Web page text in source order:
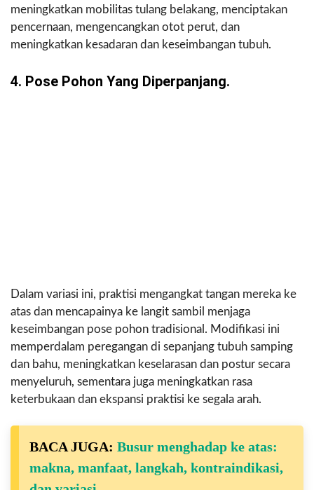
meningkatkan mobilitas tulang belakang, menciptakan
pencernaan, mengencangkan otot perut, dan
meningkatkan kesadaran dan keseimbangan tubuh.
4. Pose Pohon Yang Diperpanjang.
Dalam variasi ini, praktisi mengangkat tangan mereka ke
atas dan mencapainya ke langit sambil menjaga
keseimbangan pose pohon tradisional. Modifikasi ini
memperdalam peregangan di sepanjang tubuh samping
dan bahu, meningkatkan keselarasan dan postur secara
menyeluruh, sementara juga meningkatkan rasa
keterbukaan dan ekspansi praktisi ke segala arah.
BACA JUGA: Busur menghadap ke atas:
makna, manfaat, langkah, kontraindikasi,